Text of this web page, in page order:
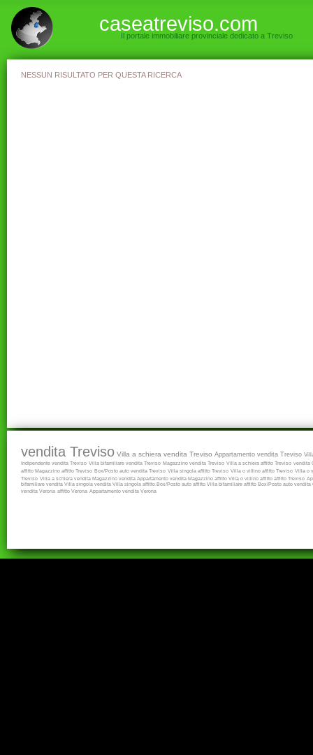
caseatreviso.com
Il portale immobiliare provinciale dedicato a Treviso
NESSUN RISULTATO PER QUESTA RICERCA
vendita Treviso Villa a schiera vendita Treviso Appartamento vendita Treviso
Indipendente vendita Treviso Villa bifamiliare vendita Treviso Magazzino vendita Treviso Villa a schiera affitto Treviso vendita
affitto Magazzino affitto Treviso Box/Posto auto vendita Treviso Villa singola affitto Treviso Villa o villino affitto Treviso Villa o
Treviso Villa a schiera vendita Magazzino vendita Appartamento vendita Magazzino affitto Villa o villino affitto affitto Treviso
bifamiliare vendita Villa singola vendita Villa singola affitto Box/Posto auto affitto Villa bifamiliare affitto Box/Posto auto vendita
vendita Verona affitto Verona Appartamento vendita Verona